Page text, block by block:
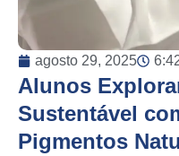
agosto 29, 2025
Alunos
Sustentável
Pigmentos